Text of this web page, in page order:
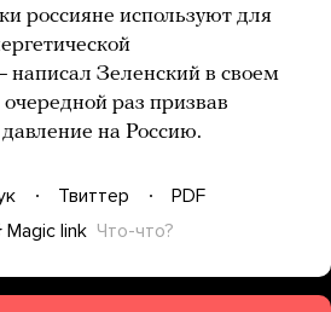
россияне используют для
написал Зеленский в своем
раз призвав
на Россию.
Твиттер
PDF
Magic link Что-что?